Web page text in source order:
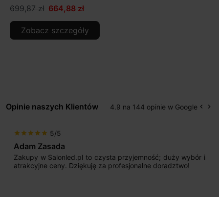
699,87 zł 664,88 zł
Zobacz szczegóły
Opinie naszych Klientów 4.9 na 144 opinie w Google keyboard_arrow_left keyboard_arrow_right
star star star star star 5/5
Adam Zasada
Zakupy w Salonled.pl to czysta przyjemność; duży wybór i
atrakcyjne ceny. Dziękuję za profesjonalne doradztwo!